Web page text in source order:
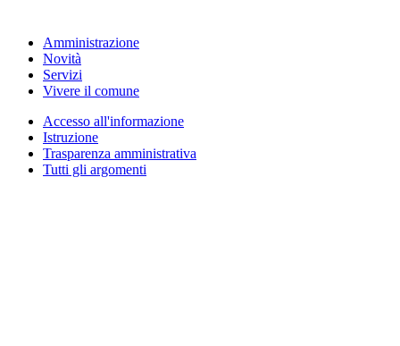
Amministrazione
Novità
Servizi
Vivere il comune
Accesso all'informazione
Istruzione
Trasparenza amministrativa
Tutti gli argomenti